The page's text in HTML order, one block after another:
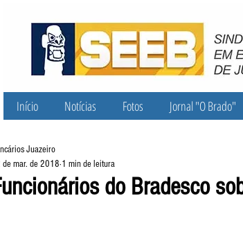
Início Notícias Fotos Jornal "O Brado"
do Bradesco
Juazeiro
de mar. de 2018 1 min de leitura